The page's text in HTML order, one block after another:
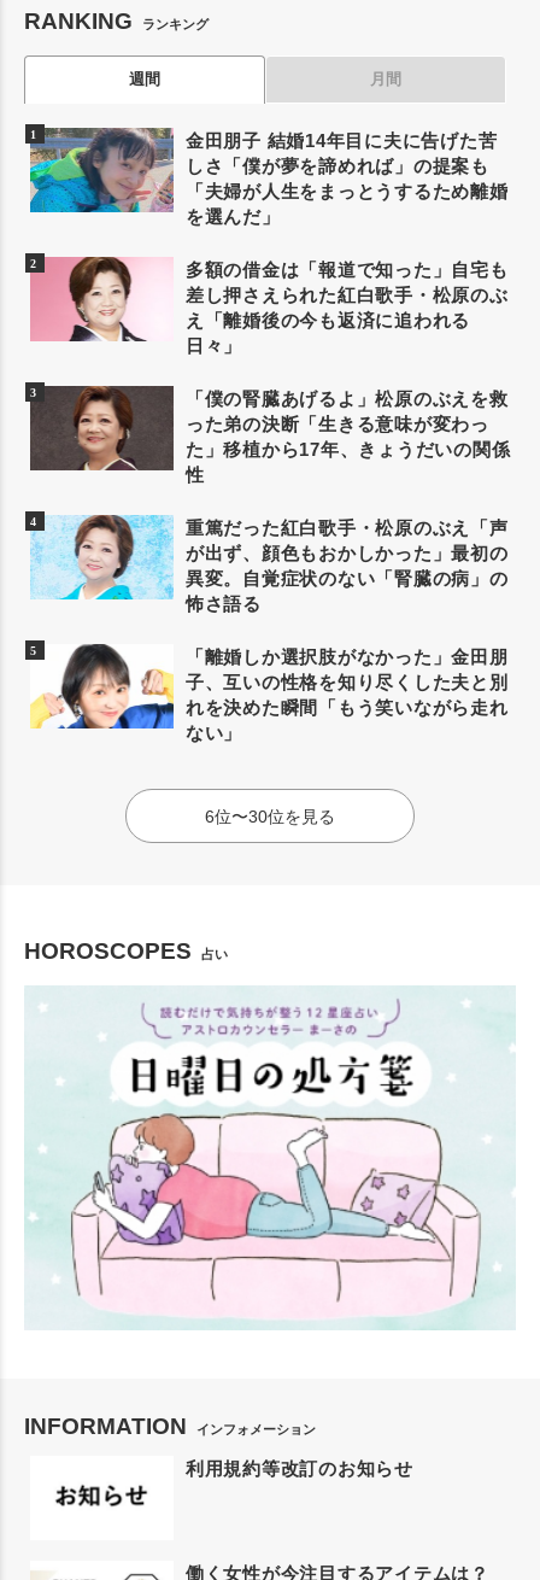
RANKING ランキング
週間 月間
金田朋子 結婚14年目に夫に告げた苦
しさ「僕が夢を諦めれば」の提案も
「夫婦が人生をまっとうするため離婚
を選んだ」
多額の借金は「報道で知った」自宅も
差し押さえられた紅白歌手・松原のぶ
え「離婚後の今も返済に追われる
日々」
「僕の腎臓あげるよ」松原のぶえを救
った弟の決断「生きる意味が変わっ
た」移植から17年、きょうだいの関係
性
重篤だった紅白歌手・松原のぶえ「声
が出ず、顔色もおかしかった」最初の
異変。自覚症状のない「腎臓の病」の
怖さ語る
「離婚しか選択肢がなかった」金田朋
子、互いの性格を知り尽くした夫と別
れを決めた瞬間「もう笑いながら走れ
ない」
6位〜30位を見る
HOROSCOPES 占い
INFORMATION インフォメーション
利用規約等改訂のお知らせ
働く女性が今注目するアイテムは？